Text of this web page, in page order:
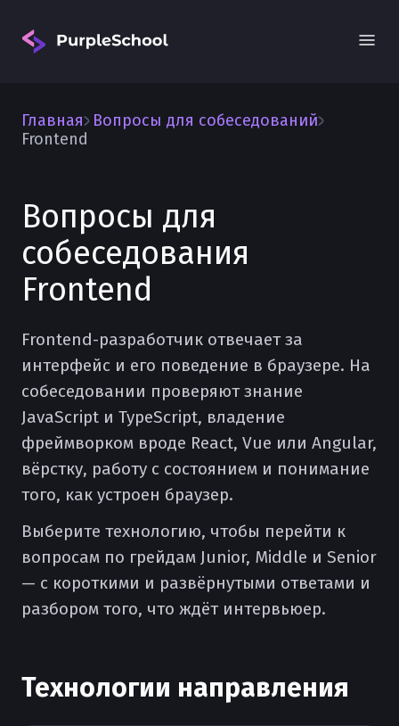
Главная
Вопросы для собеседований
Frontend
Вопросы для
собеседования
Frontend
Frontend-разработчик отвечает за
интерфейс и его поведение в браузере. На
собеседовании проверяют знание
JavaScript и TypeScript, владение
фреймворком вроде React, Vue или Angular,
вёрстку, работу с состоянием и понимание
того, как устроен браузер.
Выберите технологию, чтобы перейти к
вопросам по грейдам Junior, Middle и Senior
— с короткими и развёрнутыми ответами и
разбором того, что ждёт интервьюер.
Технологии направления